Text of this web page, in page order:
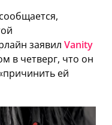
заявилVanity
в четверг, что он
ей